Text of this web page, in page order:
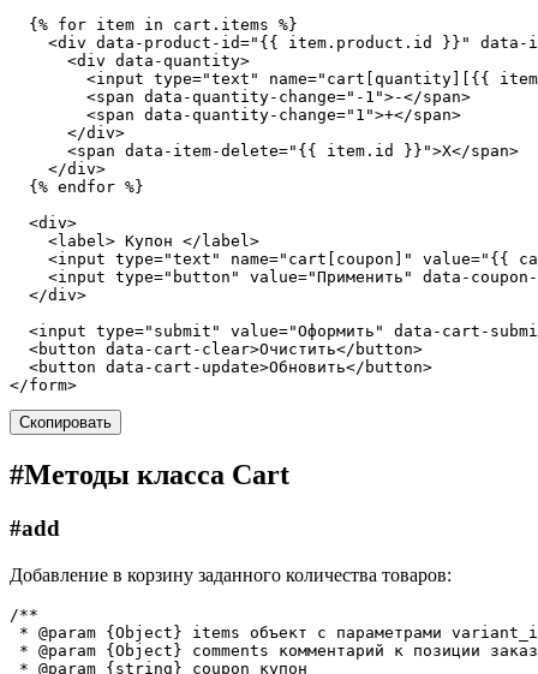
  {% for item in cart.items %}
<div data-product-id="{{ item.product.id }}"
data-
<div data-quantity>
<input type="text" name="cart[quantity][{{
<span data-quantity-change="-1">-</span>
<span data-quantity-change="1">+</span>
</div>
<span data-item-delete="{{ item.id }}">X</span>
</div>
  {% endfor %}
<div>
<label> Купон </ label>
<input type="text" name="cart[coupon]" value="{{
<input type="button" value="Применить"
data-
</div>
<input type="submit" value="Оформить"
data-cart-
<button data-cart-clear>Очистить</ button>
<button data-cart-update>Обновить</ button>
</form>
Скопировать
#Методы класса Cart
#add
Добавление в корзину заданного количества товаров:
/**
* @param {Object} items объект с параметрами
* @param {Object} comments комментарий к позиции
* @param {string} coupon купон